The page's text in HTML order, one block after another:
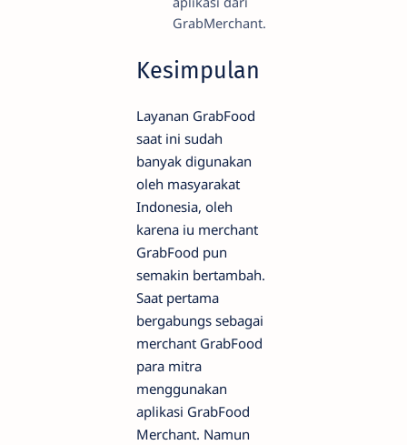
GrabMerchant.
Kesimpulan
Layanan GrabFood
saat ini sudah
banyak digunakan
oleh masyarakat
Indonesia, oleh
karena iu merchant
GrabFood pun
semakin bertambah.
Saat pertama
bergabungs sebagai
merchant GrabFood
para mitra
menggunakan
aplikasi GrabFood
Merchant. Namun